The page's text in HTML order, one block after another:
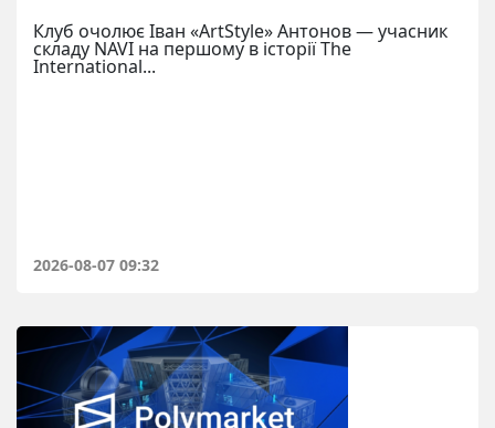
Клуб очолює Іван «ArtStyle» Антонов — учасник
складу NAVI на першому в історії The
International...
2026-08-07 09:32